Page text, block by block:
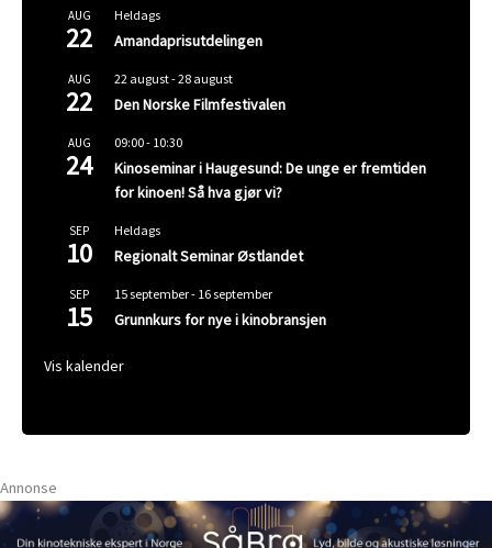
AUG
22
Heldags
Amandaprisutdelingen
AUG
22
22 august-28 august
Den Norske Filmfestivalen
AUG
24
09:00- 10:30
Kinoseminar i Haugesund: De unge er fremtiden
for kinoen! Så hva gjør vi?
SEP
10
Heldags
Regionalt Seminar Østlandet
SEP
15
15 september- 16 september
Grunnkurs for nye i kinobransjen
Vis kalender
Annonse